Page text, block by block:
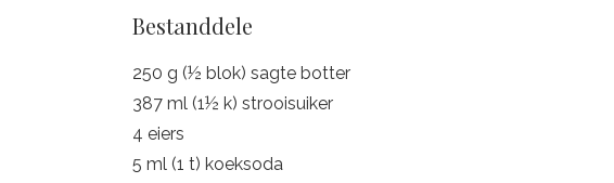
Bestanddele
250 g (½ blok) sagte botter
387 ml (1½ k) strooisuiker
4 eiers
5 ml (1 t) koeksoda